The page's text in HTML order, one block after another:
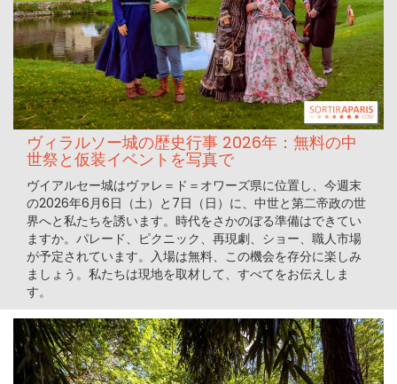
ヴィラルソー城の歴史行事 2026年：無料の中
世祭と仮装イベントを写真で
ヴイアルセー城はヴァレ＝ド＝オワーズ県に位置し、今週末
の2026年6月6日（土）と7日（日）に、中世と第二帝政の世
界へと私たちを誘います。時代をさかのぼる準備はできてい
ますか。パレード、ピクニック、再現劇、ショー、職人市場
が予定されています。入場は無料、この機会を存分に楽しみ
ましょう。私たちは現地を取材して、すべてをお伝えしま
す。